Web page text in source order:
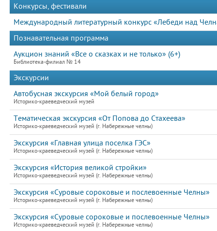
Конкурсы, фестивали
Международный литературный конкурс «Лебеди над
Познавательная программа
Аукцион знаний «Все о сказках и не только» (6+)
Библиотека-филиал № 14
Экскурсии
Автобусная экскурсия «Мой белый город»
Историко-краеведческий музей
Тематическая экскурсия «От Попова до Стахеева»
Историко-краеведческий музей (г. Набережные челны)
Экскурсия «Главная улица поселка ГЭС»
Историко-краеведческий музей (г. Набережные челны)
Экскурсия «История великой стройки»
Историко-краеведческий музей (г. Набережные челны)
Экскурсия «Суровые сороковые и послевоенные Челны»
Историко-краеведческий музей (г. Набережные челны)
Экскурсия «Суровые сороковые и послевоенные Челны»
Историко-краеведческий музей (г. Набережные челны)